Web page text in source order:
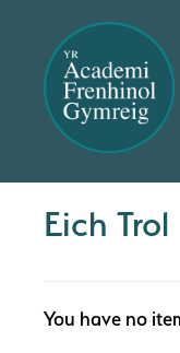
Eich Trol
You have no